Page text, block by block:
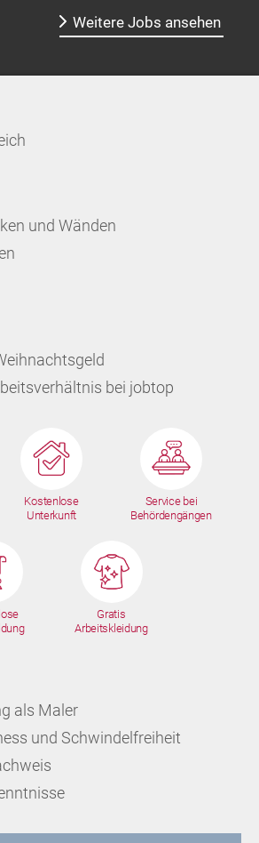
Weitere Jobs ansehen
und Wänden
bei jobtop
Kostenlose
Unterkunft
Service bei
Behördengängen
Gratis
Arbeitskleidung
als Maler
und Schwindelfreiheit